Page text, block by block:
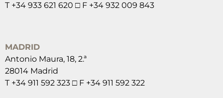
T +34 933 621 620 □ F +34 932 009 843
MADRID
Antonio Maura, 18, 2.ª
28014 Madrid
T +34 911 592 323 □ F +34 911 592 322